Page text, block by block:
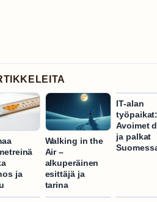
ja
Walking in the
Air –
alkuperäinen
esittäjä ja
tarina
IT-alan
Avoimet
ja palkat